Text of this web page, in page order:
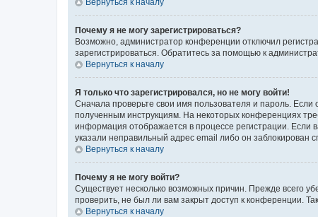
Почему я не могу зарегистрироваться?
Возможно, администратор конференции отключил
зарегистрироваться. Обратитесь за помощью к
Вернуться к началу
Я только что зарегистрировался, но не могу войти!
Сначала проверьте свои имя пользователя и пароль.
полученным инструкциям. На некоторых конференциях
информация отображается в процессе регистрации.
указали неправильный адрес email либо он заблокирован
Вернуться к началу
Почему я не могу войти?
Существует несколько возможных причин. Прежде всего
проверить, не был ли вам закрыт доступ к конференции.
Вернуться к началу